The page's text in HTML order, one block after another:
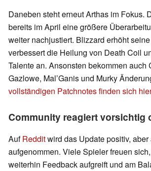
Daneben steht erneut Arthas im Fokus.
bereits im April eine größere
weiter nachjustiert. Blizzard erhöht
verbessert die Heilung von Death Coil
Talente an. Ansonsten bekommen auch
Gazlowe, Mal’Ganis und Murky
vollständigen Patchnotes finden sich hier
Community reagiert vorsichtig
AufRedditwird das Update positiv,
aufgenommen. Viele Spieler freuen
weiterhin Feedback aufgreift und am